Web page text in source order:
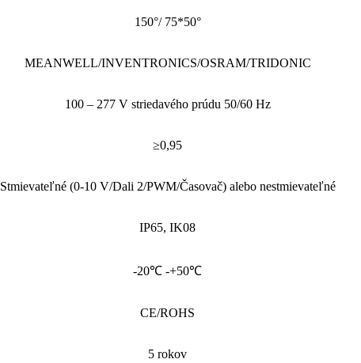
150°/ 75*50°
MEANWELL/INVENTRONICS/OSRAM/TRIDONIC
100 – 277 V striedavého prúdu 50/60 Hz
≥0,95
Stmievateľné (0-10 V/Dali 2/PWM/Časovač) alebo nestmievateľné
IP65, IK08
-20℃ -+50℃
CE/ROHS
5 rokov